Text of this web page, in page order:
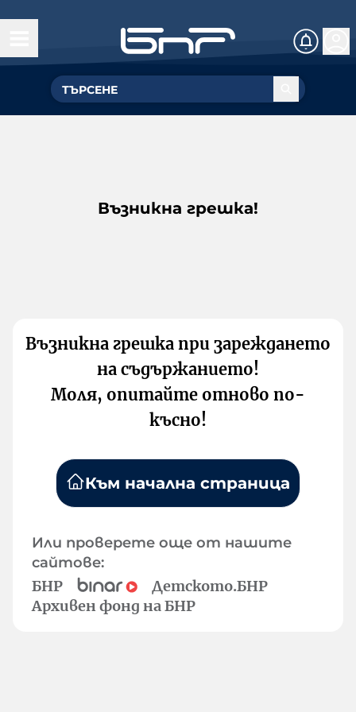
Възникна грешка!
Възникна грешка при зареждането
на съдържанието!
Моля, опитайте отново по-
късно!
Към начална страница
Или проверете още от нашите
сайтове:
БНР
Детското.БНР
Архивен фонд на БНР